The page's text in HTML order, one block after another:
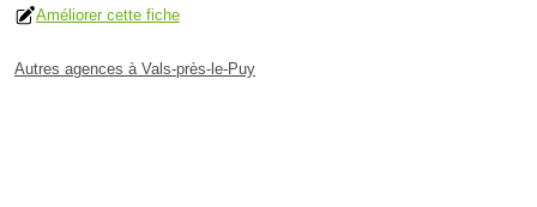
Améliorer cette fiche
Autres agences à Vals-près-le-Puy